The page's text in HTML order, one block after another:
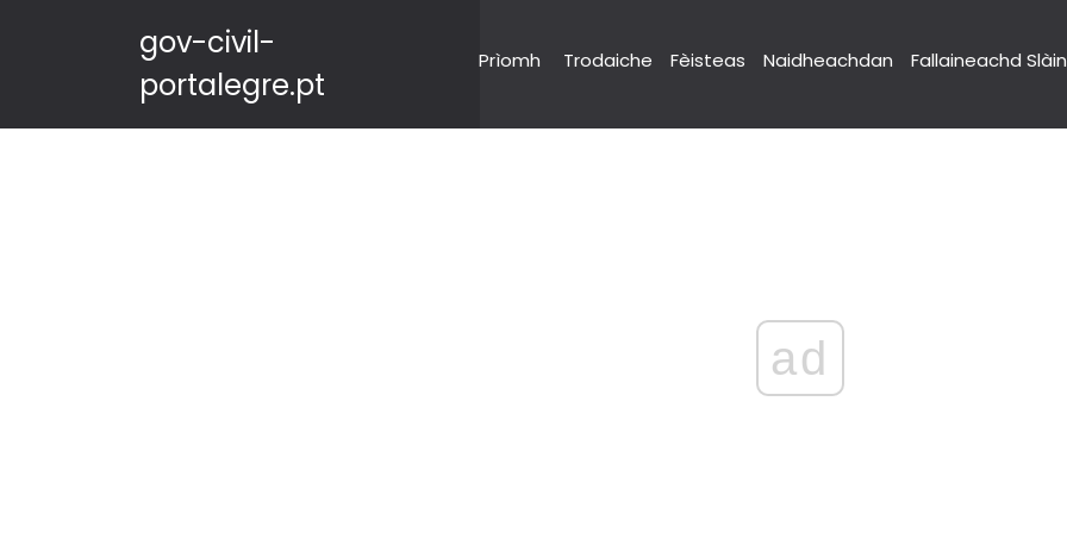
gov-civil-
portalegre.pt
Prìomh Trodaiche Fèisteas Naidheachdan Fallaineachd
ad